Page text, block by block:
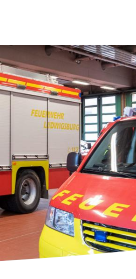
Standorte
und Kontakt
Oft gefragt
Feedback